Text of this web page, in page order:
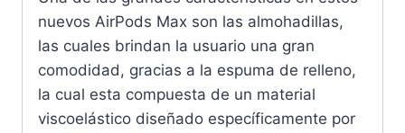
nuevos AirPods Max son las almohadillas,
las cuales brindan la usuario una gran
comodidad, gracias a la espuma de relleno,
la cual esta compuesta de un material
viscoelástico diseñado específicamente por